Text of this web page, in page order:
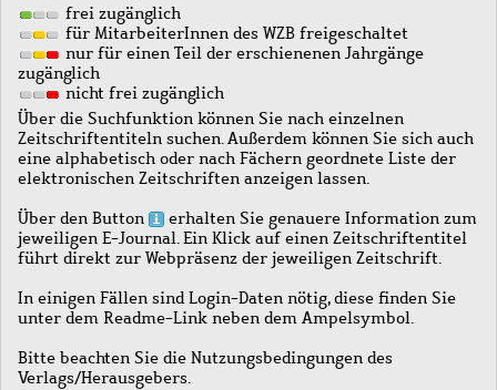
frei zugänglich
für MitarbeiterInnen des WZB freigeschaltet
nur für einen Teil der erschienenen Jahrgänge
zugänglich
nicht frei zugänglich
Über die Suchfunktion können Sie nach einzelnen
Zeitschriftentiteln suchen. Außerdem können Sie sich auch
eine alphabetisch oder nach Fächern geordnete Liste der
elektronischen Zeitschriften anzeigen lassen.
Über den Button
erhalten Sie genauere Information zum
jeweiligen E-Journal. Ein Klick auf einen Zeitschriftentitel
führt direkt zur Webpräsenz der jeweiligen Zeitschrift.
In einigen Fällen sind Login-Daten nötig, diese finden Sie
unter dem Readme-Link neben dem Ampelsymbol.
Bitte beachten Sie die Nutzungsbedingungen des
Verlags/Herausgebers.